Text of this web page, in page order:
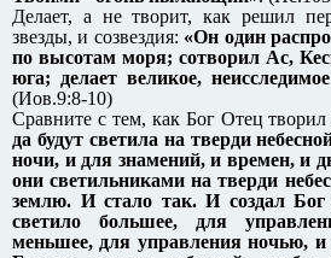
Делает, а не творит, как решил
звезды, и созвездия: «Он один
по высотам моря; сотворил Ас,
юга; делает великое,
(Иов.9:8-10)
Сравните с тем, как Бог Отец творил
да будут светила на тверди
ночи, и для знамений, и времен, и
они светильниками на тверди
землю. И стало так. И создал Бог
светило большее, для
меньшее, для управления ночью, и